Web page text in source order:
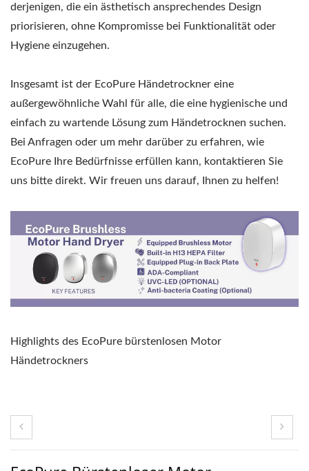
derjenigen, die ein ästhetisch ansprechendes Design
priorisieren, ohne Kompromisse bei Funktionalität oder
Hygiene einzugehen.
Insgesamt ist der EcoPure Händetrockner eine
außergewöhnliche Wahl für alle, die eine hygienische und
einfach zu wartende Lösung zum Händetrocknen suchen.
Bei Anfragen oder um mehr darüber zu erfahren, wie
EcoPure Ihre Bedürfnisse erfüllen kann, kontaktieren Sie
uns bitte direkt. Wir freuen uns darauf, Ihnen zu helfen!
Highlights des EcoPure bürstenlosen Motor
Händetrockners